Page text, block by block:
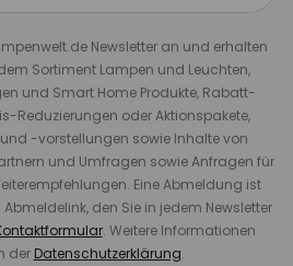
Newsletter an und erhalten
Sortiment Lampen und Leuchten,
und Smart Home Produkte, Rabatt-
Reduzierungen oder Aktionspakete,
-vorstellungen sowie Inhalte von
und Umfragen sowie Anfragen für
Eine Abmeldung ist
den Sie in jedem Newsletter
. Weitere Informationen
der Datenschutzerklärung.